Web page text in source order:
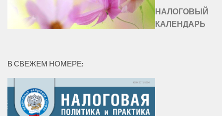
НАЛОГОВЫЙ
КАЛЕНДАРЬ
В СВЕЖЕМ НОМЕРЕ: